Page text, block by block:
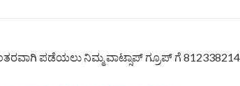
ಪಡೆಯಲು ನಿಮ್ಮ ವಾಟ್ಸಾಪ್ ಗ್ರೂಪ್ ಗೆ